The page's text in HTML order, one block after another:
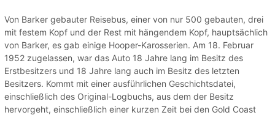
Von Barker gebauter Reisebus, einer von nur 500 gebauten, drei
mit festem Kopf und der Rest mit hängendem Kopf, hauptsächlich
von Barker, es gab einige Hooper-Karosserien. Am 18. Februar
1952 zugelassen, war das Auto 18 Jahre lang im Besitz des
Erstbesitzers und 18 Jahre lang auch im Besitz des letzten
Besitzers. Kommt mit einer ausführlichen Geschichtsdatei,
einschließlich des Original-Logbuchs, aus dem der Besitz
hervorgeht, einschließlich einer kurzen Zeit bei den Gold Coast